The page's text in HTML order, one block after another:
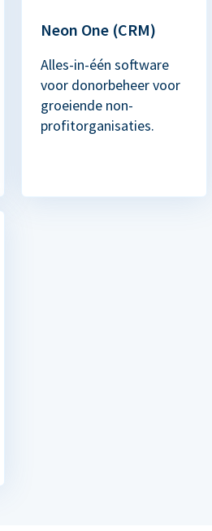
Neon One (CRM)
Alles-in-één software
voor donorbeheer voor
groeiende non-
profitorganisaties.